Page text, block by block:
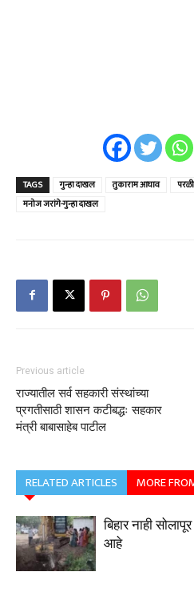
TAGS गुन्हा दाखल तुकाराम आघाव परळी
मनोज जरांगे-गुन्हा दाखल
Previous article
राज्यातील सर्व सहकारी संस्थांच्या
प्रगतीसाठी शासन कटीबद्धः सहकार
मंत्री बाबासाहेब पाटील
RELATED ARTICLES MORE
बिहार नाही
आहे